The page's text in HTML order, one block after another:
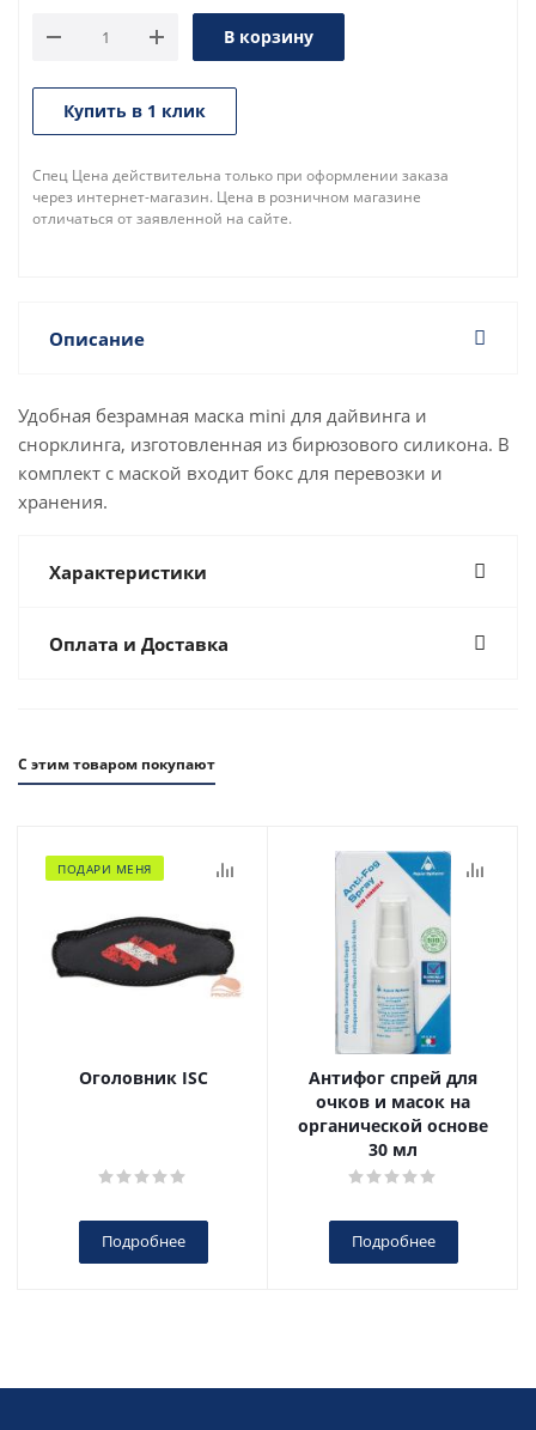
В корзину
Купить в 1 клик
Спец Цена действительна только при оформлении заказа
через интернет-магазин. Цена в розничном магазине
отличаться от заявленной на сайте.
Описание
Удобная безрамная маска mini для дайвинга и
снорклинга, изготовленная из бирюзового силикона. В
комплект с маской входит бокс для перевозки и
хранения.
Характеристики
Оплата и Доставка
С этим товаром покупают
ПОДАРИ МЕНЯ
Оголовник ISC
Подробнее
Антифог спрей для
очков и масок на
органической основе
30 мл
Подробнее